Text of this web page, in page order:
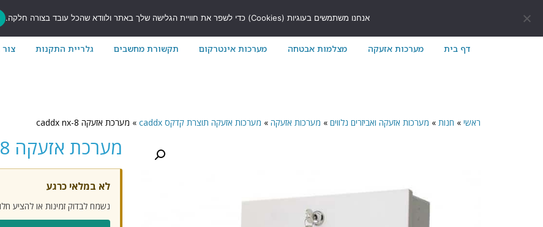
7411171@gmail.com
דף בית מערכות אזעקה מצלמות אבטחה מערכות אינטרקום תקשורת מחשבים גלריית התקנות
ראשי » חנות » מערכות אזעקה ואביזרים נלווים » מערכות אזעקה » מערכות אזעקה תוצרת קדקס caddx » מערכת אזעקה caddx nx-8
מערכת אזעקה CADDX NX-8
לא במלאי כרגע
נשמח לבדוק זמינות או להציע
אנחנו משתמשים בעוגיות (Cookies) כדי לשפר את חוויית הגלישה שלך באתר ולוודא שהכל עובד בצורה חלקה.